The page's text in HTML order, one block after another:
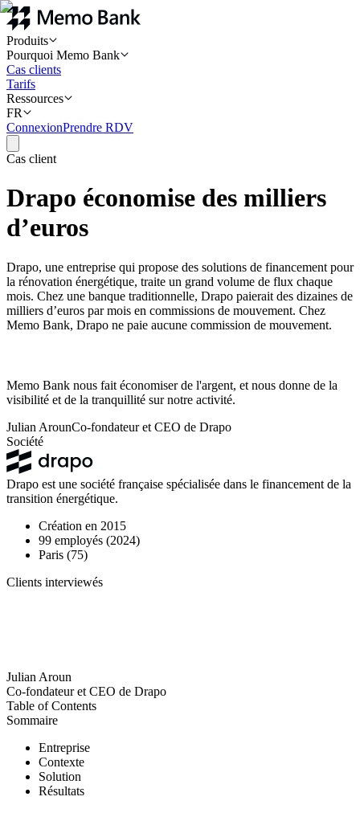
Produits
Pourquoi Memo Bank
Cas clients
Tarifs
Ressources
FR
ConnexionPrendre RDV
Cas client
Drapo économise des milliers
d’euros
Drapo, une entreprise qui propose des solutions de financement pour
la rénovation énergétique, traite un grand volume de flux chaque
mois. Chez une banque traditionnelle, Drapo paierait des dizaines de
milliers d’euros par mois en commissions de mouvement. Chez
Memo Bank, Drapo ne paie aucune commission de mouvement.
Memo Bank nous fait économiser de l'argent, et nous donne de la
visibilité et de la tranquillité sur notre activité.
Julian ArounCo-fondateur et CEO de Drapo
Société
Drapo est une société française spécialisée dans le financement de la
transition énergétique.
Création en 2015
99 employés (2024)
Paris (75)
Clients interviewés
Julian Aroun
Co-fondateur et CEO de Drapo
Table of Contents
Sommaire
Entreprise
Contexte
Solution
Résultats